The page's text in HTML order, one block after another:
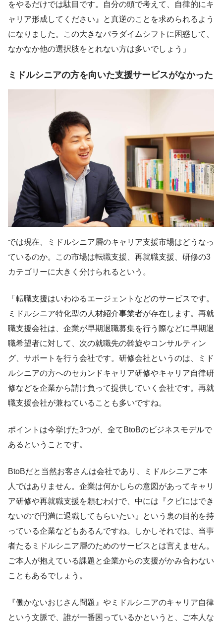
をやるだけでは駄目です。自分の頭で考えて、自律的にキ
ャリア形成してください』と真逆のことを求められるよう
になりました。この大きなパラダイムシフトに困惑して、
なかなか他の選択肢をとれない方は多いでしょう」
ミドルシニアの方を向いた支援サービスがなかった
では現在、ミドルシニア層のキャリア支援市場はどうなっ
ているのか。この市場は転職支援、再就職支援、研修の3
カテゴリーに大きく分けられるという。
「転職支援はいわゆるエージェントなどのサービスです。
ミドルシニア特化型の人材紹介事業者が存在します。再就
職支援会社は、企業が早期退職募集を行う際などに早期退
職希望者に対して、次の就職先の斡旋やコンサルティン
グ、サポートを行う会社です。研修会社というのは、ミド
ルシニアの方へのセカンドキャリア研修やキャリア自律研
修などを企業から請け負って提供していく会社です。再就
職支援会社が兼ねていることも多いですね。
ポイントは今挙げた3つが、全てBtoBのビジネスモデルで
あるということです。
BtoBだと当然お客さんは会社であり、ミドルシニアご本
人ではありません。企業は何かしらの意図があってキャリ
ア研修や再就職支援を頼むわけで、中には『クビにはでき
ないので円満に退職してもらいたい』という裏の目的を持
っている企業などもあるんですね。しかしそれでは、当事
者たるミドルシニア層のためのサービスとは言えません。
ご本人が抱えている課題と企業からの支援がかみ合わない
こともあるでしょう。
『働かないおじさん問題』やミドルシニアのキャリア自律
という文脈で、誰が一番困っているかというと、ご本人な